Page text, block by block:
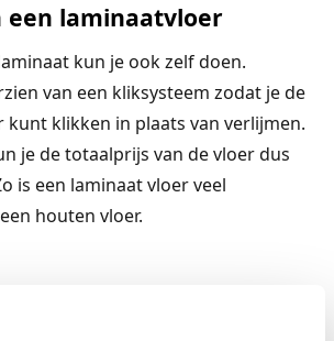
een laminaatvloer
kun je ook zelf doen.
van een kliksysteem zodat je de
kunt klikken in plaats van verlijmen.
je de totaalprijs van de vloer dus
is een laminaat vloer veel
houten vloer.